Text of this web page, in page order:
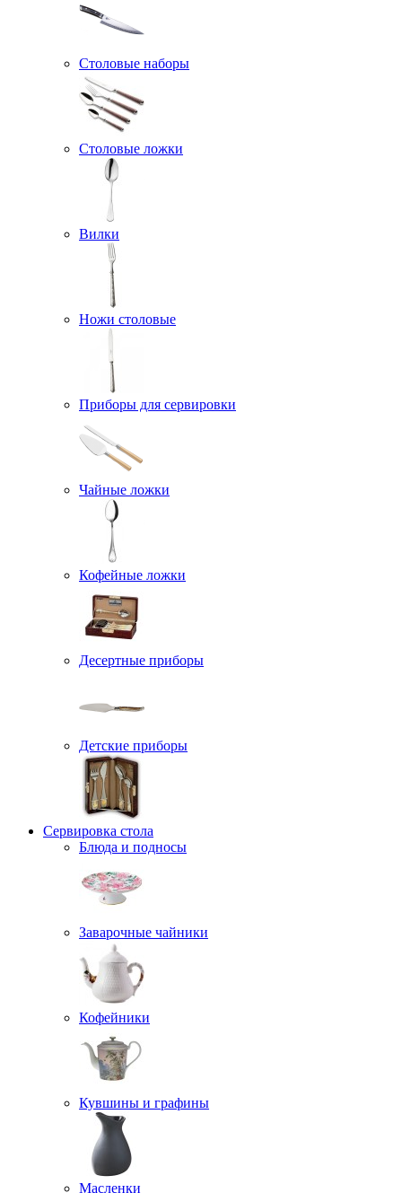
Столовые наборы
Столовые ложки
Вилки
Ножи столовые
Приборы для сервировки
Чайные ложки
Кофейные ложки
Десертные приборы
Детские приборы
Сервировка стола
Блюда и подносы
Заварочные чайники
Кофейники
Кувшины и графины
Масленки